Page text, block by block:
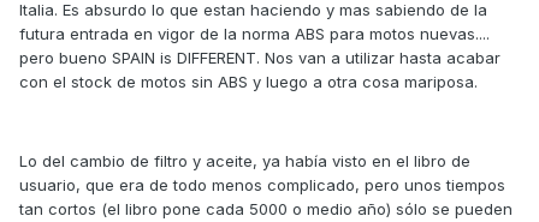
Italia. Es absurdo lo que estan haciendo y mas sabiendo de la
futura entrada en vigor de la norma ABS para motos nuevas....
pero bueno SPAIN is DIFFERENT. Nos van a utilizar hasta acabar
con el stock de motos sin ABS y luego a otra cosa mariposa.
Lo del cambio de filtro y aceite, ya había visto en el libro de
usuario, que era de todo menos complicado, pero unos tiempos
tan cortos (el libro pone cada 5000 o medio año) sólo se pueden